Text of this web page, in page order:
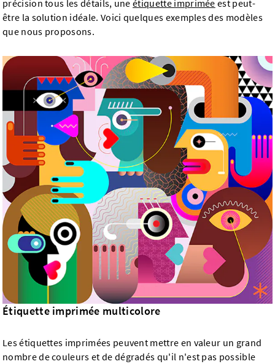
précision tous les détails, uneétiquette imprimée est peut-
être la solution idéale. Voici quelques exemples des modèles
que nous proposons.
Étiquette imprimée multicolore
Les étiquettes imprimées peuvent mettre en valeur un grand
nombre de couleurs et de dégradés qu'il n'est pas possible